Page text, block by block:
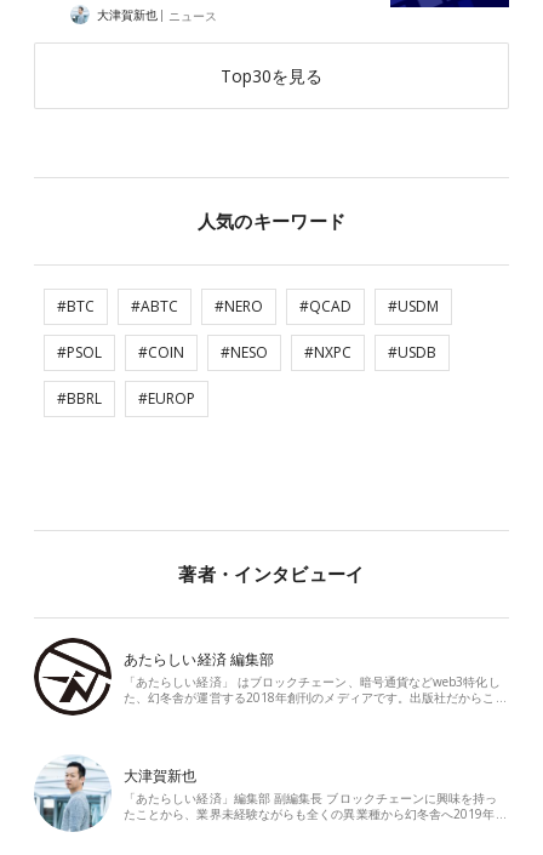
大津賀新也 | ニュース
Top30を見る
人気のキーワード
#BTC #ABTC #NERO #QCAD #USDM
#PSOL #COIN #NESO #NXPC #USDB
#BBRL #EUROP
著者・インタビューイ
あたらしい経済 編集部
「あたらしい経済」 はブロックチェーン、暗号通貨などweb3特化し
た、幻冬舎が運営する2018年創刊のメディアです。出版社だからこ…
大津賀新也
「あたらしい経済」編集部 副編集長 ブロックチェーンに興味を持っ
たことから、業界未経験ながらも全くの異業種から幻冬舎へ2019年…